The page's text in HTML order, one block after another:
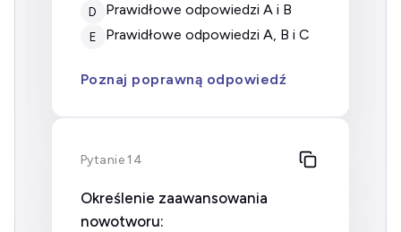
D prawidłowe odpowiedzi A i B
E prawidłowe odpowiedzi A, B i C
Poznaj poprawną odpowiedź
Pytanie 14
Określenie zaawansowania
nowotworu: